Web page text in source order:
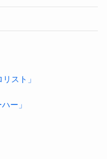
スト」
ー」